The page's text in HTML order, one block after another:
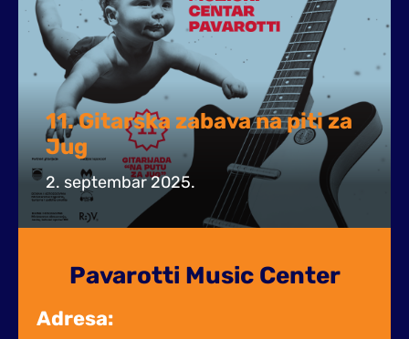
11. Gitarska zabava na piti za
Jug
2. septembar 2025.
Pavarotti Music Center
Adresa: